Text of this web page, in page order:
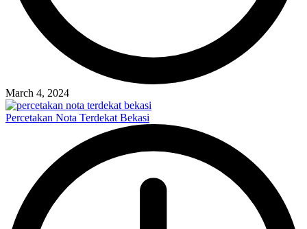
March 4, 2024
Percetakan Nota Terdekat Bekasi